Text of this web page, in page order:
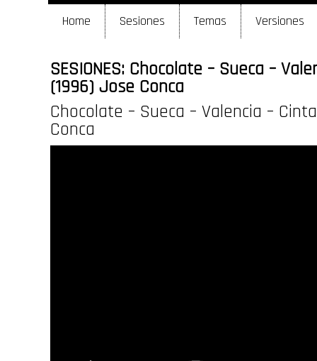
Home Sesiones Temas Versiones
SESIONES: Chocolate – Sueca –
(1996) Jose Conca
Chocolate – Sueca – Valencia –
Conca